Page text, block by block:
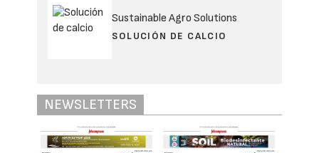
Sustainable Agro Solutions
SOLUCIÓN DE CALCIO
NEWSLETTERS